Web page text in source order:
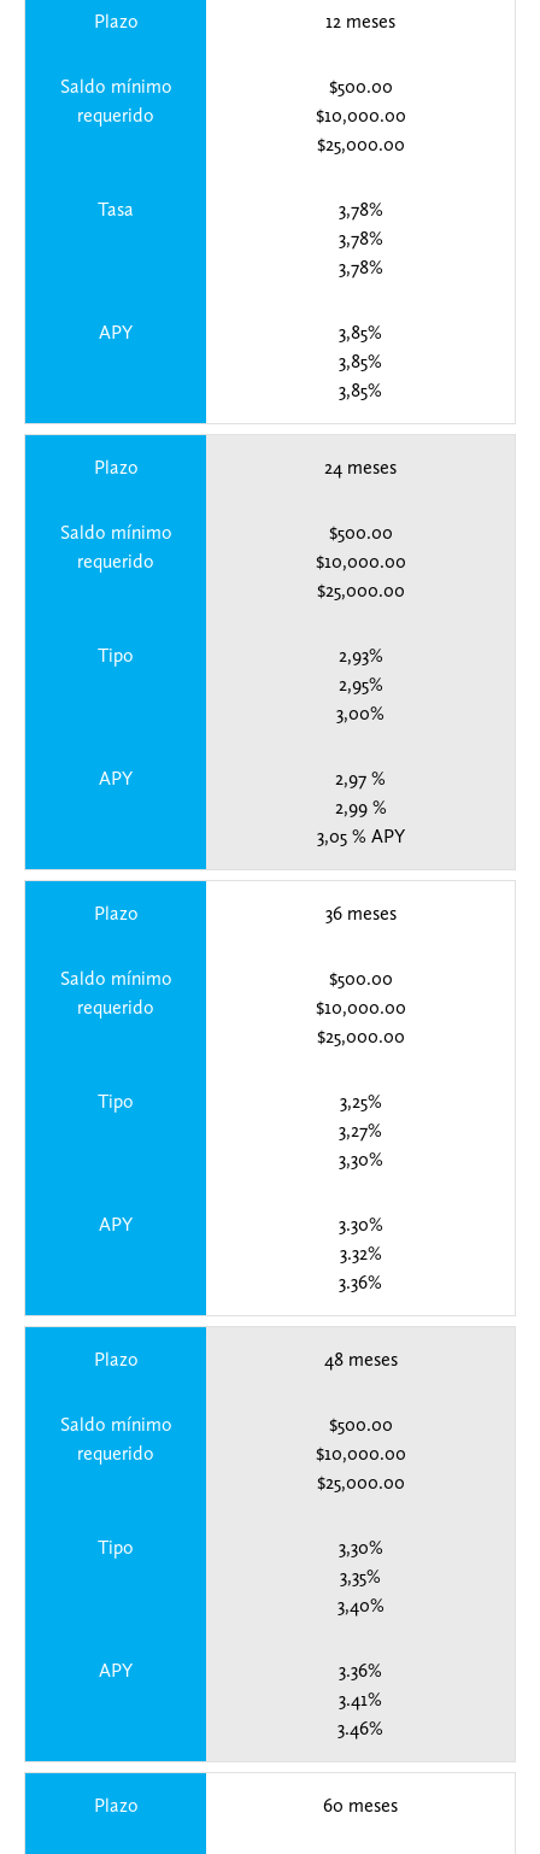
Plazo 12 meses
Saldo mínimo
requerido
$500.00
$10,000.00
$25,000.00
Tasa
3,78%
3,78%
3,78%
APY
3,85%
3,85%
3,85%
Plazo 24 meses
Saldo mínimo
requerido
$500.00
$10,000.00
$25,000.00
Tipo
2,93%
2,95%
3,00%
APY
2,97 %
2,99 %
3,05 % APY
Plazo 36 meses
Saldo mínimo
requerido
$500.00
$10,000.00
$25,000.00
Tipo
3,25%
3,27%
3,30%
APY
3.30%
3.32%
3.36%
Plazo 48 meses
Saldo mínimo
requerido
$500.00
$10,000.00
$25,000.00
Tipo
3,30%
3,35%
3,40%
APY
3.36%
3.41%
3.46%
Plazo 60 meses